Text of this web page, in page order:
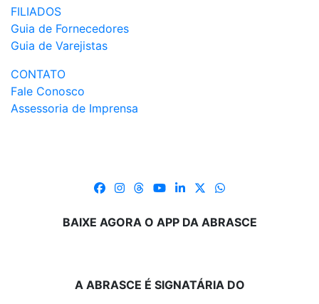
FILIADOS
Guia de Fornecedores
Guia de Varejistas
CONTATO
Fale Conosco
Assessoria de Imprensa
BAIXE AGORA O APP DA ABRASCE
A ABRASCE É SIGNATÁRIA DO